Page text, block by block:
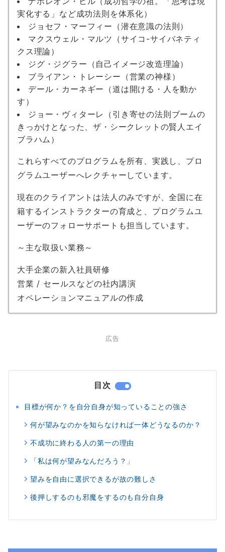
実化する」など成功法則を体系化）
ジョセフ・マーフィー（潜在意識の法則）
マクスウェル・マルツ（サイコ-サイバネティ
クス理論）
ジグ・ジグラー（自己イメージ改造理論）
ブライアン・トレーシー（営業の神様）
デール・カーネギー（道は開ける・人を動か
す）
ジョー・ヴィターレ（引き寄せの法則ブームの
きっかけとなった、ザ・シークレットの賢人エイ
ブラハム）
これらすべてのプログラムを所有、実践し、プロ
グラムユーザーへレクチャーしています。
現在のクライアントは法人のみですが、全国に在
籍するインストラクターの育成と、プログラムユ
ーザーのフォローサポートも担当しています。
～主な取扱い業務～
大手企業の新入社員研修
営業 / セールスなどの社内講演
オペレーションマニュアルの作成
広告
目次
目標が何か？を自分自身が知っていることの強さ
何が望みなのかを知らなければ一体どうなるのか？
不成功に終わる人の第一の理由
「私は何が望みなんだろう？」
望みを自由に選択できるが故の難しさ
後押しするのも邪魔をするのも自分自身